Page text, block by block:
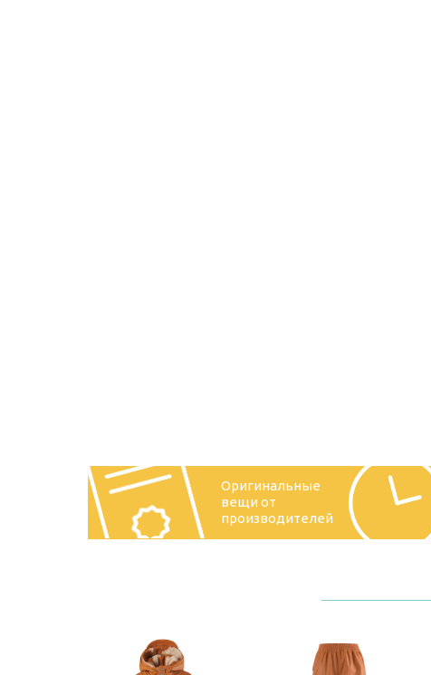
Оригинальные
вещи от
производителей